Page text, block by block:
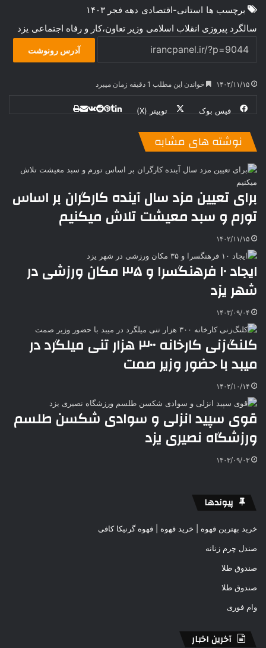
برچسب ها استانی-اقتصادی دهه فجر ۱۴۰۳
سالگرد پیروزی انقلاب اسلامی وزیر تعاون،کار و رفاه اجتماعی يزد
آدرس رونوشت
۱۴۰۲/۱۱/۱۵ خواندن این مطلب 1 دقیقه زمان میبرد
فیس بوک توییتر (X)
یلر
ت
ت
t
k
e
ا
ه
نوشته های مشابه
برای تعیین مزد سال آینده کارگران بر اساس
تورم و سبد معیشت تلاش می‎کنیم
۱۴۰۲/۱۱/۱۵
ایجاد ۱۰ فرهنگسرا و ۳۵ مکان ورزشی در
شهر یزد
۱۴۰۳/۰۹/۰۴
کلنگ‌زنی کارخانه ۳۰۰ هزار تنی میلگرد در
میبد با حضور وزیر صمت
۱۴۰۲/۱۰/۱۴
قوی سپید انزلی و سوادی شکسن طلسم
ورزشگاه نصیری یزد
۱۴۰۳/۰۹/۰۳
پیوندها
خرید بهترین قهوه | خرید قهوه | قهوه گرنیکا کافی
صندل چرم زنانه
صندوق طلا
صندوق طلا
وام فوری
آخرین اخبار